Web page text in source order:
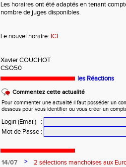
Les horaires ont été adaptés en tenant
nombre de juges disponibles.
Le nouvel horaire: ICI
Xavier COUCHOT
CSO50
les Réactions
Commentez cette actualité
Pour commenter une actualité il faut posséder un
dessous pour vous identifier ou vous créer un
Login (Email)
:
Mot de Passe :
14/07 >
2 sélections manchoises aux